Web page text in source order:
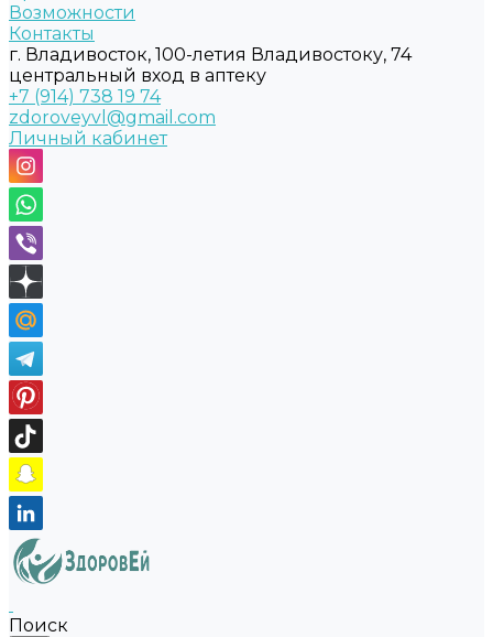
Возможности
Контакты
г. Владивосток, 100-летия Владивостоку, 74
центральный вход в аптеку
+7 (914) 738 19 74
zdoroveyvl@gmail.com
Личный кабинет
Поиск